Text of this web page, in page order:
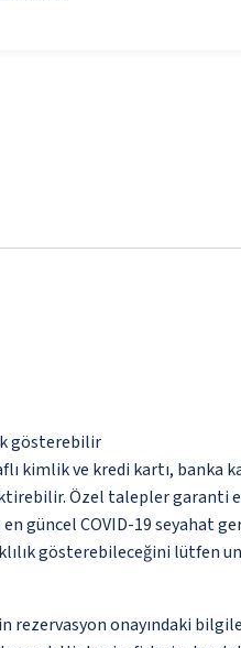
gösterebilir
kimlik ve kredi kartı, banka
Özel talepler garanti
güncel COVID-19
gösterebileceğini lütfen
onayındaki